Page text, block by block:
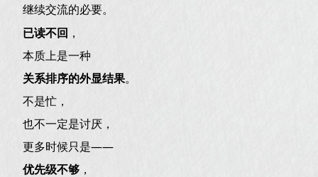
继续交流的必要。
已读不回 ，
本质上是一种
关系排序的外显结果。
不是忙，
也不一定是讨厌，
更多时候只是——
优先级不够 ，